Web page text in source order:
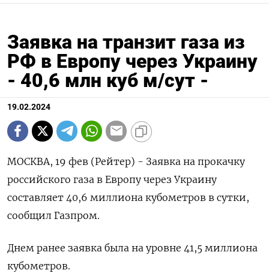
Заявка на транзит газа из
РФ в Европу через Украину
- 40,6 млн куб м/сут -
19.02.2024
МОСКВА, 19 фев (Рейтер) - Заявка на прокачку
российского газа в Европу через Украину
составляет 40,6 миллиона кубометров в сутки,
сообщил Газпром.
Днем ранее заявка была на уровне 41,5 миллиона
кубометров.